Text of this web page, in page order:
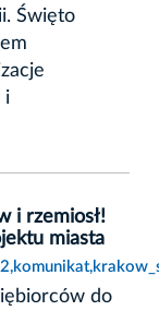
Święto
i
i rzemiosł!
miasta
do